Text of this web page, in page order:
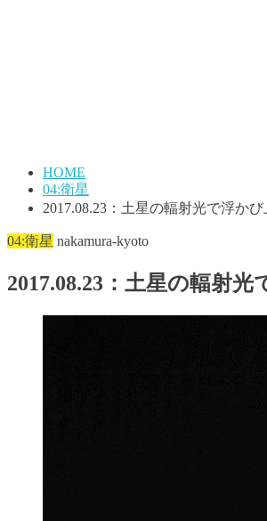
HOME
04:衛星
2017.08.23：土星の輻射光で浮か
04:衛星 nakamura-kyoto
2017.08.23：土星の輻射